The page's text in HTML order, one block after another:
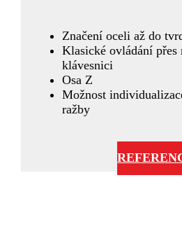
Značení oceli až do
Klasické ovládání přes
klávesnici
Osa Z
Možnost
ražby